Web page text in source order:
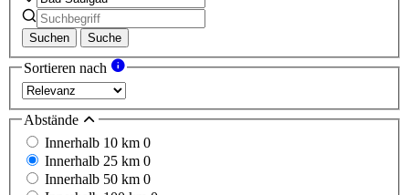
Suchen Suche
Sortieren nach
Abstände
Innerhalb 10 km 0
Innerhalb 25 km 0
Innerhalb 50 km 0